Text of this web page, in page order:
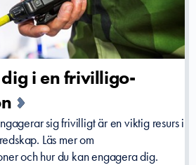
dig i en frivilligo­
sig frivilligt är en viktig resurs i
Läs mer om
och hur du kan engagera dig.